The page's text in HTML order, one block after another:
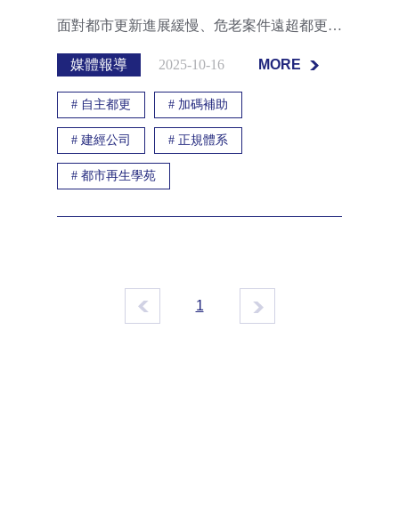
面對都市更新進展緩慢、危老案件遠超都更件數的現況，中央政府正準備端出新政策。行政院長卓榮泰日前證實，政府已依照總統賴清德指示，研擬「自主都更」獎勵措施，並於明年度中央總預算中編列經費，將成為推升都更動能的新解方。
媒體報導 2025-10-16 MORE
# 自主都更 # 加碼補助
# 建經公司 # 正規體系
# 都市再生學苑
1